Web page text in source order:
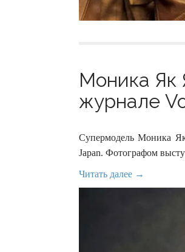
Моника Як
журнале
Супермодель Моника
Japan. Фотографом
Читать далее →